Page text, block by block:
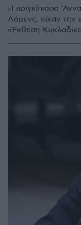
Η πριγκίπισσα
Λόρενς, είχαν την
«Έκθεση